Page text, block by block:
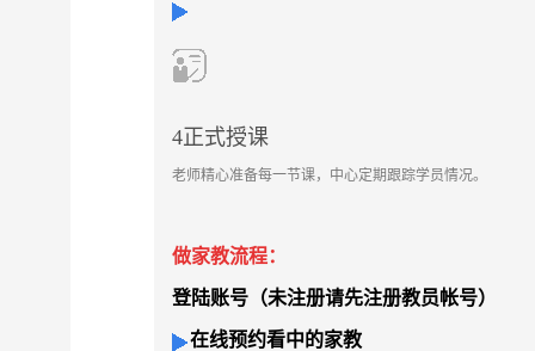
4正式授课
老师精心准备每一节课，中心定期跟踪学员情况。
做家教流程：
登陆账号（未注册请先注册教员帐号）
在线预约看中的家教